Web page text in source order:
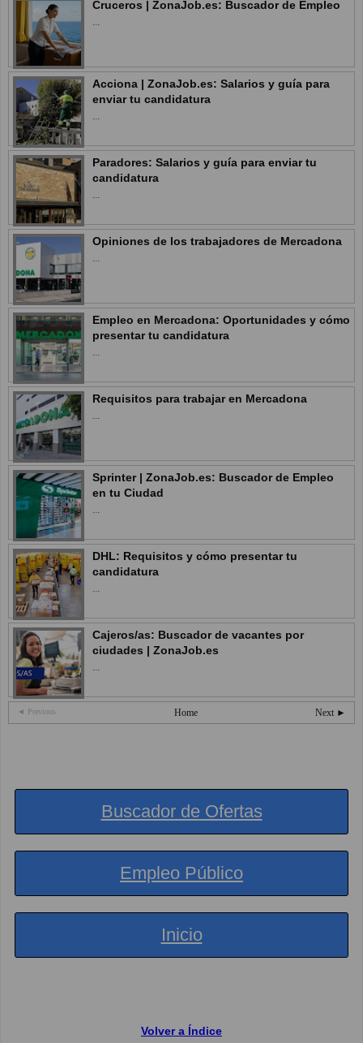
Cruceros | ZonaJob.es: Buscador de Empleo
Acciona | ZonaJob.es: Salarios y guía para
enviar tu candidatura
Paradores: Salarios y guía para enviar tu
candidatura
Opiniones de los trabajadores de Mercadona
Empleo en Mercadona: Oportunidades y cómo
presentar tu candidatura
Requisitos para trabajar en Mercadona
Sprinter | ZonaJob.es: Buscador de Empleo
en tu Ciudad
DHL: Requisitos y cómo presentar tu
candidatura
Cajeros/as: Buscador de vacantes por
ciudades | ZonaJob.es
◄ Previous Next ►
Home
Buscador de Ofertas
Empleo Público
Inicio
Volver a Índice